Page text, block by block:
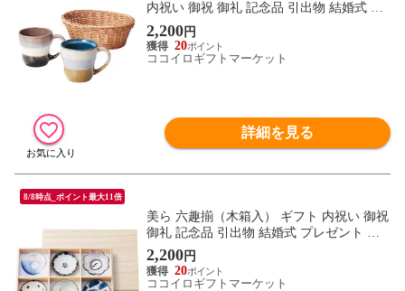
内祝い 御祝 御礼 記念品 引出物 結婚式 プ
レゼント 出産内祝い 結婚お祝い
2,200円
20
ココイロギフトマーケット
詳細を見る
8/8時点_ポイント最大11倍
美ら 六趣揃（木箱入） ギフト 内祝い 御祝
御礼 記念品 引出物 結婚式 プレゼント 出
産内祝い 結婚お祝い
2,200円
20
ココイロギフトマーケット